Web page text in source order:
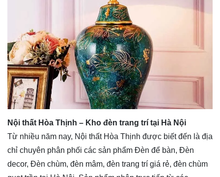
Nội thất Hòa Thịnh – Kho đèn trang trí tại Hà Nội
Từ nhiều năm nay, Nội thất Hòa Thịnh được biết đến là địa
chỉ chuyên phân phối các sản phẩm Đèn để bàn, Đèn
decor, Đèn chùm, đèn mâm, đèn trang trí giá rẻ, đèn chùm